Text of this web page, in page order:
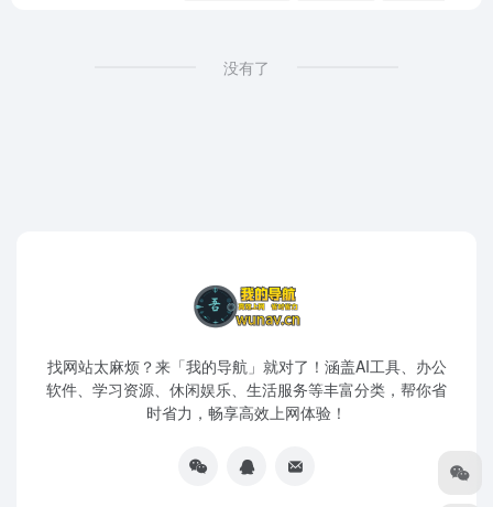
没有了
找网站太麻烦？来「我的导航」就对了！涵盖AI工具、办公
软件、学习资源、休闲娱乐、生活服务等丰富分类，帮你省
时省力，畅享高效上网体验！